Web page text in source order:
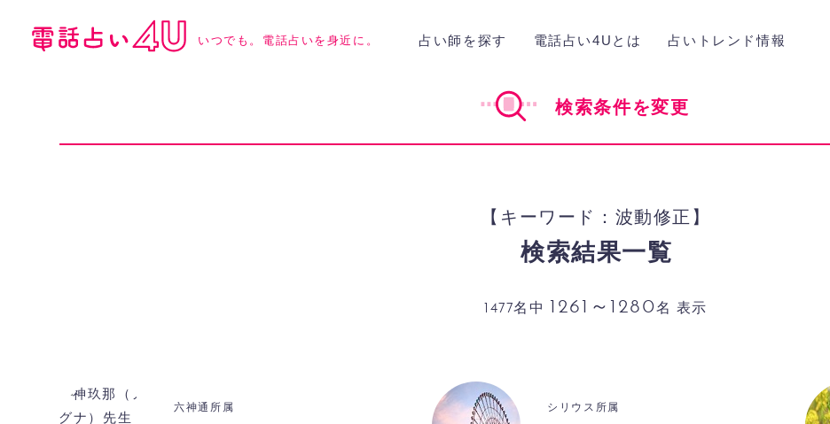
いつでも。電話占いを身近に。 占い師を探す 電話占い4Uとは 占いトレンド情報
【キーワード：波動修正】
検索結果一覧
1477名中 1261～1280名 表示
六神通所属 シリウス所属
検索条件を変更